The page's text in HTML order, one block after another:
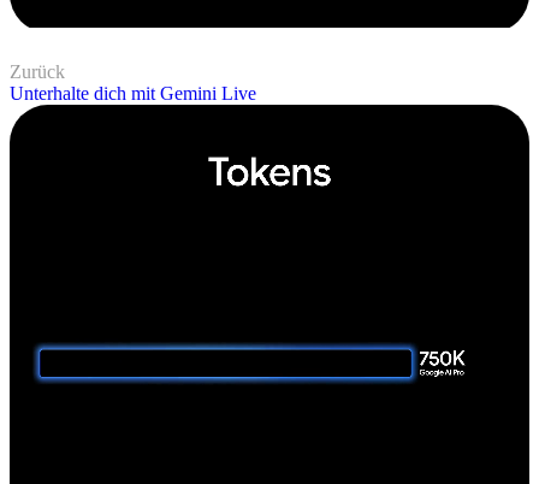
Zurück
Unterhalte dich mit Gemini Live